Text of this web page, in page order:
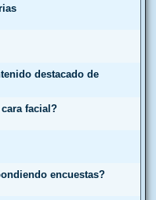
destacado de
facial?
encuestas?